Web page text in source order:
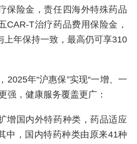
保险金，责任四海外特殊药品
CAR-T治疗药品费用保险金，
上年保持一致，最高仍可享310
年“沪惠保”实现“一增、一
强，健康服务覆盖更广：
国内外特药种类，药品适应
中，国内特药种类由原来41种